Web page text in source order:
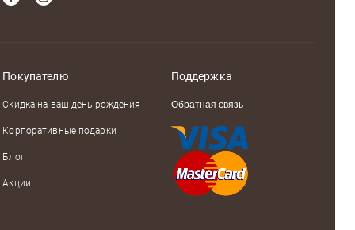
Покупателю
Скидка на ваш день рождения
Корпоративные подарки
Блог
Акции
Поддержка
Обратная связь